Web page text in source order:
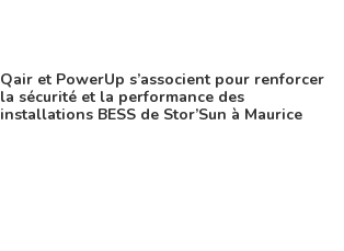
Qair et PowerUp s’associent pour renforcer
la sécurité et la performance des
installations BESS de Stor’Sun à Maurice